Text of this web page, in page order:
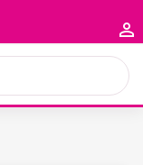
